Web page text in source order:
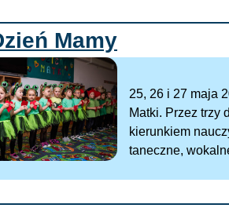
Mamy
25, 26 i 27 maja
Matki. Przez trzy
kierunkiem
taneczne,